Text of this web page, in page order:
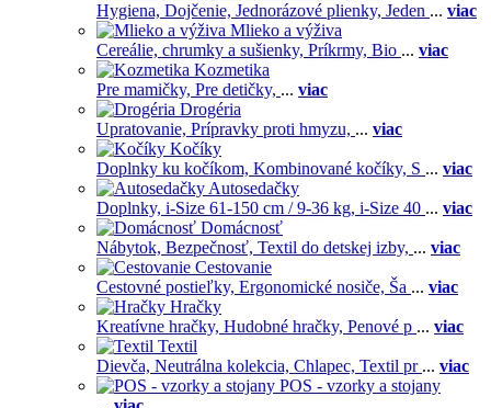
Hygiena, Dojčenie, Jednorázové plienky, Jeden ... viac
Mlieko a výživa
Cereálie, chrumky a sušienky, Príkrmy, Bio ... viac
Kozmetika
Pre mamičky, Pre detičky, ... viac
Drogéria
Upratovanie, Prípravky proti hmyzu, ... viac
Kočíky
Doplnky ku kočíkom, Kombinované kočíky, S ... viac
Autosedačky
Doplnky, i-Size 61-150 cm / 9-36 kg, i-Size 40 ... viac
Domácnosť
Nábytok, Bezpečnosť, Textil do detskej izby, ... viac
Cestovanie
Cestovné postieľky, Ergonomické nosiče, Ša ... viac
Hračky
Kreatívne hračky, Hudobné hračky, Penové p ... viac
Textil
Dievča, Neutrálna kolekcia, Chlapec, Textil pr ... viac
POS - vzorky a stojany